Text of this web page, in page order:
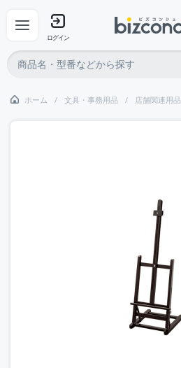
ログイン
ホーム 文具・事務用品 店舗関連用品